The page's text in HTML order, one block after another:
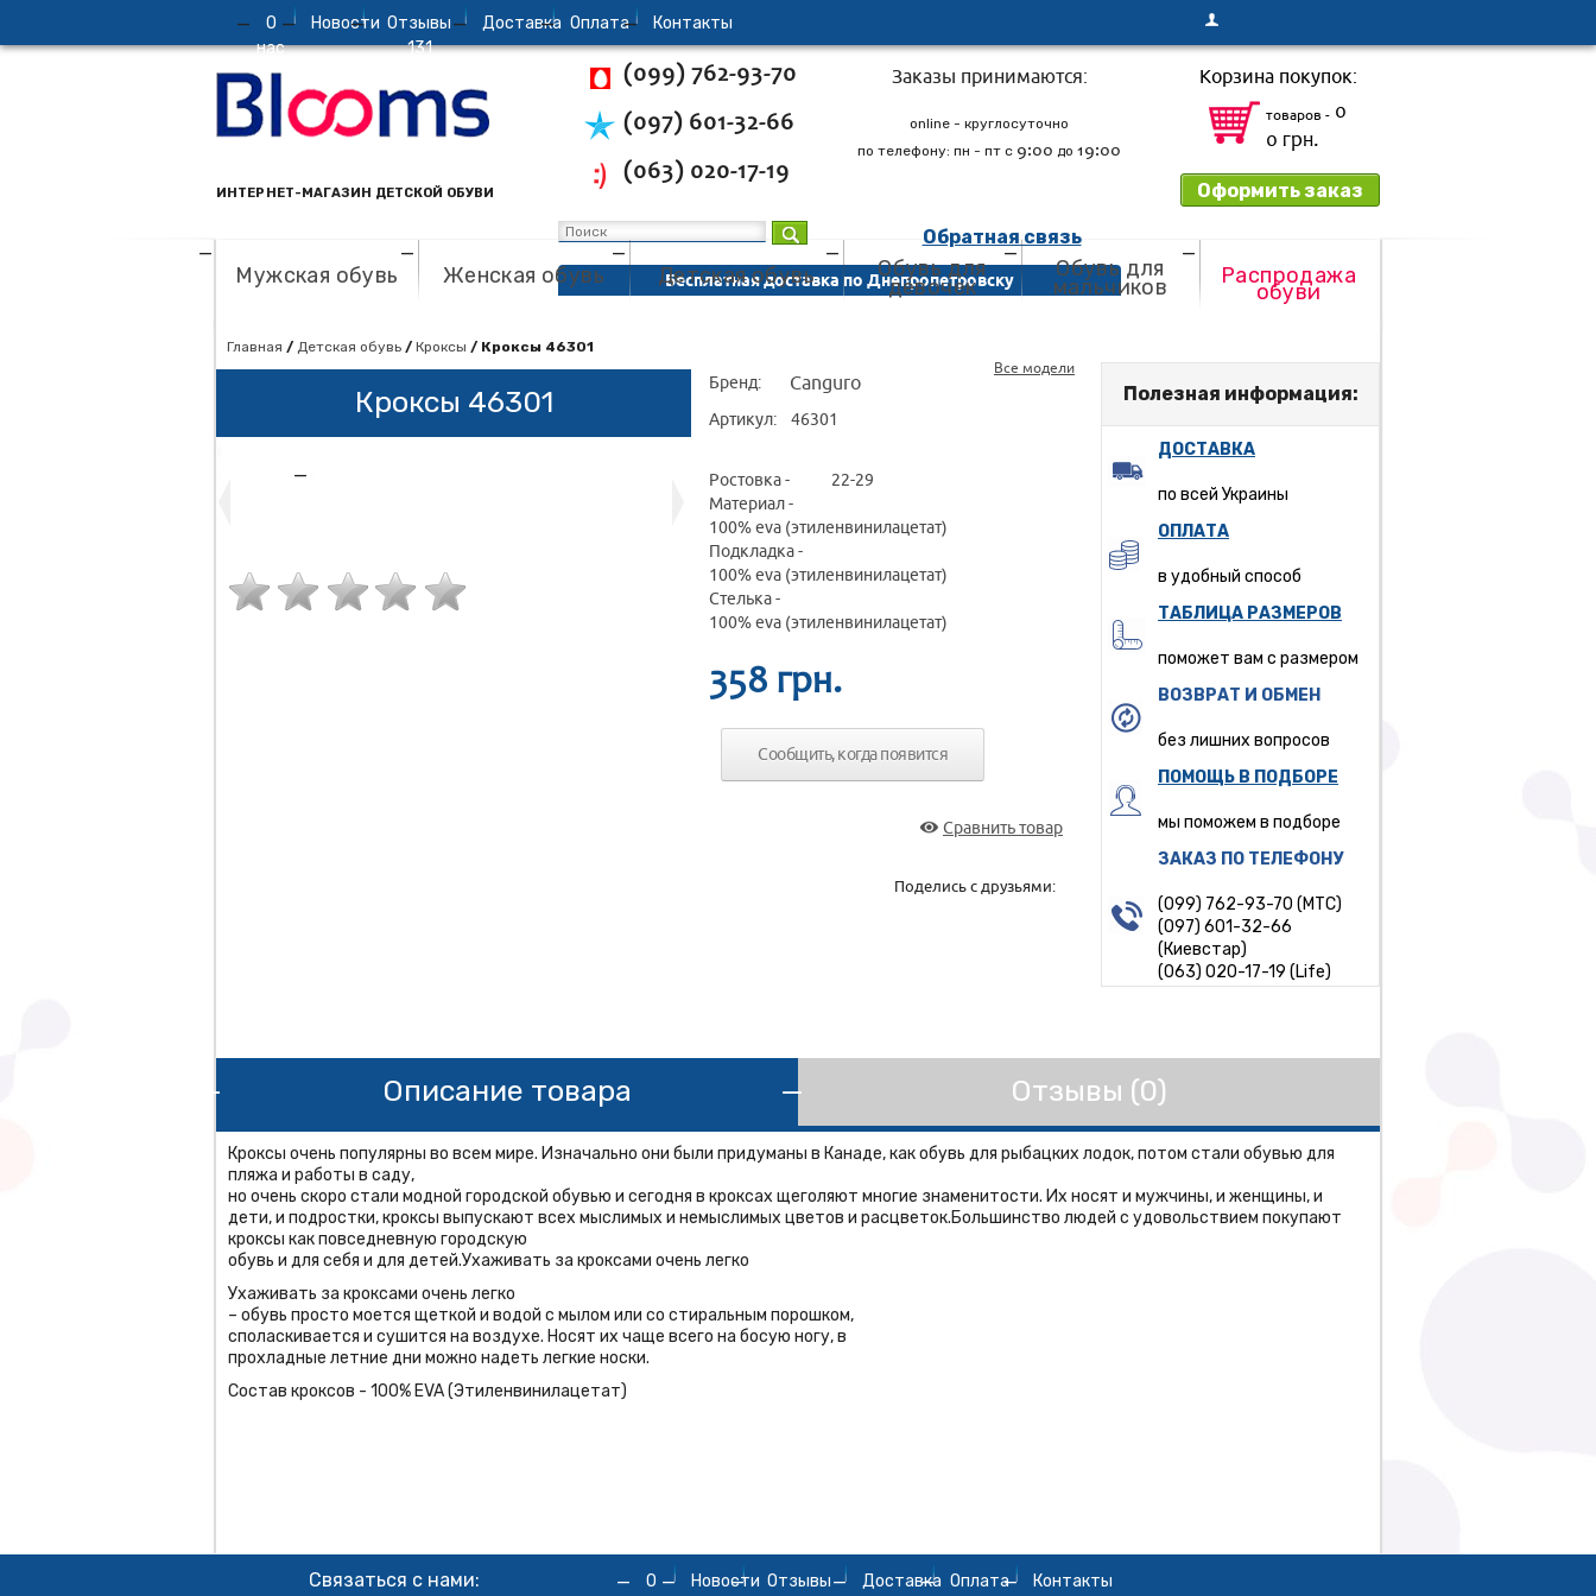
О
нас
Новости Отзывы
131
Доставка Oплата Контакты
ИНТЕРНЕТ-МАГАЗИН ДЕТСКОЙ ОБУВИ
(099) 762-93-70
(097) 601-32-66
(063) 020-17-19
Заказы принимаются:
online - круглосуточно
по телефону: пн - пт с 9:00 до 19:00
Обратная связь
Бесплатная доставка по Днепропетровску
Корзина покупок:
товаров - 0
0 грн.
Оформить заказ
Мужская обувь Женская обувь Детская обувь Обувь для
девочек
Обувь для
мальчиков Распродажа
обуви
Полезная информация:
ДОСТАВКА
по всей Украины
ОПЛАТА
в удобный способ
ТАБЛИЦА РАЗМЕРОВ
поможет вам с размером
ВОЗВРАТ И ОБМЕН
без лишних вопросов
ПОМОЩЬ В ПОДБОРЕ
мы поможем в подборе
ЗАКАЗ ПО ТЕЛЕФОНУ
(099) 762-93-70 (МТС)
(097) 601-32-66
(Киевстар)
(063) 020-17-19 (Life)
Главная / Детская обувь / Кроксы / Кроксы 46301
Кроксы 46301
Бренд: Canguro
Все модели
Артикул: 46301
Ростовка -
22-29
Материал -
100% eva (этиленвинилацетат)
Подкладка -
100% eva (этиленвинилацетат)
Стелька -
100% eva (этиленвинилацетат)
358 грн.
Сообщить, когда появится
Сравнить товар
Поделись с друзьями:
Описание товара Отзывы (0)
Кроксы очень популярны во всем мире. Изначально они были придуманы в Канаде, как обувь для рыбацких лодок, потом стали обувью для
пляжа и работы в саду,
но очень скоро стали модной городской обувью и сегодня в кроксах щеголяют многие знаменитости. Их носят и мужчины, и женщины, и
дети, и подростки, кроксы выпускают всех мыслимых и немыслимых цветов и расцветок.Большинство людей с удовольствием покупают
кроксы как повседневную городскую
обувь и для себя и для детей.Ухаживать за кроксами очень легко
Ухаживать за кроксами очень легко
– обувь просто моется щеткой и водой с мылом или со стиральным порошком,
споласкивается и сушится на воздухе. Носят их чаще всего на босую ногу, в
прохладные летние дни можно надеть легкие носки.
Состав кроксов - 100% EVA (Этиленвинилацетат)
Связаться с нами: О Новости Отзывы Доставка Oплата Контакты